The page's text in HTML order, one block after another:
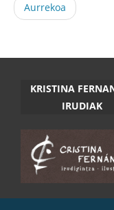
Aurrekoa
KRISTINA
IRUDIAK